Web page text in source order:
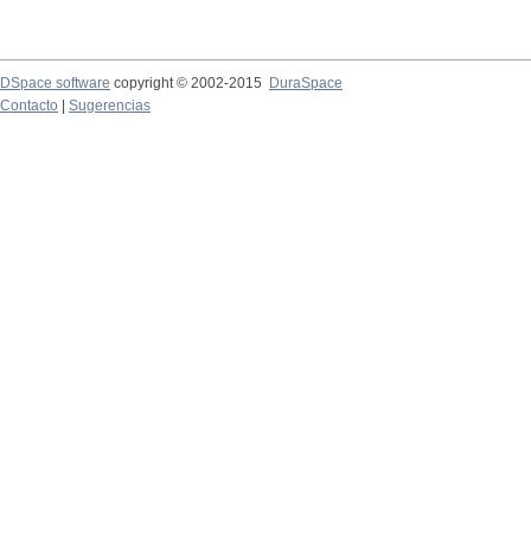
DSpace software copyright © 2002-2015
DuraSpace
Contacto
Sugerencias